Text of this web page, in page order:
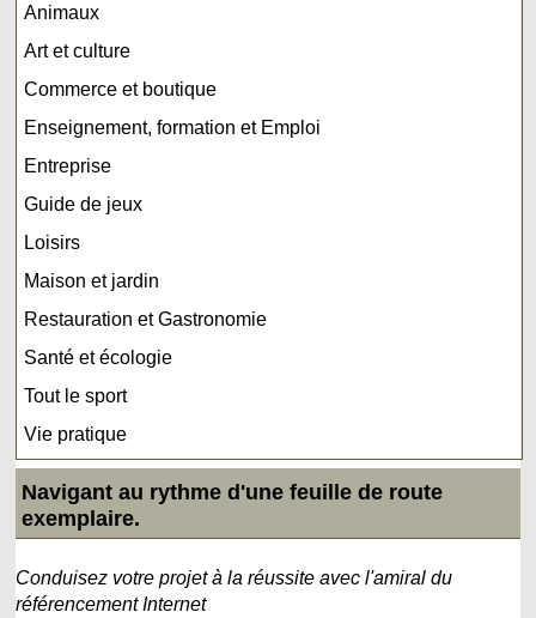
Animaux
Art et culture
Commerce et boutique
Enseignement, formation et Emploi
Entreprise
Guide de jeux
Loisirs
Maison et jardin
Restauration et Gastronomie
Santé et écologie
Tout le sport
Vie pratique
Navigant au rythme d'une feuille de route
exemplaire.
Conduisez votre projet à la réussite avec l'amiral du
référencement Internet